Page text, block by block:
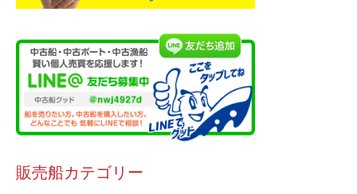
販売船カテゴリー